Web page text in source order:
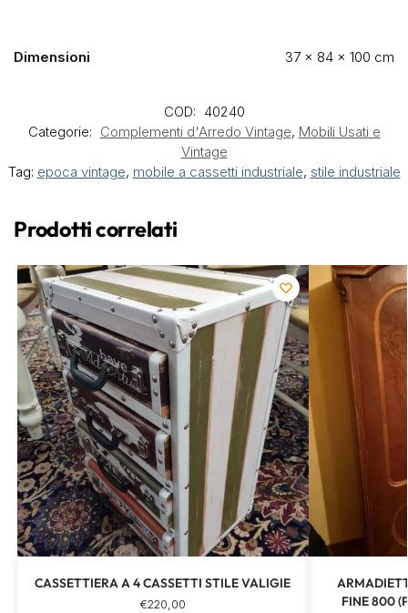
Dimensioni 37 × 84 × 100 cm
COD: 40240
Categorie: Complementi d'Arredo Vintage, Mobili Usati e
Vintage
Tag: epoca vintage, mobile a cassetti industriale, stile industriale
Prodotti correlati
CASSETTIERA A 4 CASSETTI STILE VALIGIE
€220,00
FINE 800